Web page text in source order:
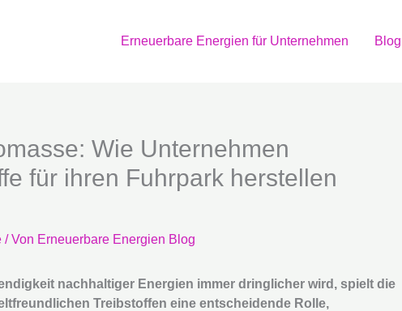
Erneuerbare Energien für Unternehmen Blog
Wie Unternehmen
für ihren Fuhrpark herstellen
/ Von Erneuerbare Energien Blog
nachhaltiger Energien immer dringlicher wird, spielt die
Treibstoffen eine entscheidende Rolle,